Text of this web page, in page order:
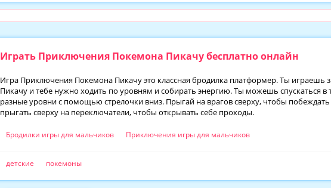
Играть Приключения Покемона Пикачу бесплатно онлайн
Игра Приключения Покемона Пикачу это классная бродилка платформер. Ты играешь
Пикачу и тебе нужно ходить по уровням и собирать энергию. Ты можешь спускаться в
разные уровни с помощью стрелочки вниз. Прыгай на врагов сверху, чтобы
прыгать сверху на переключатели, чтобы открывать себе проходы.
Бродилки игры для мальчиков Приключения игры для мальчиков
детские покемоны